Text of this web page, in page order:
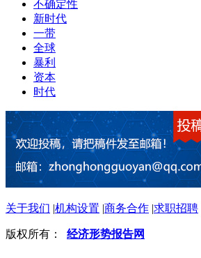
不确定性
新时代
一带
全球
暴利
资本
时代
关于我们 |机构设置 |商务合作 |求职招聘
版权所有： 经济形势报告网